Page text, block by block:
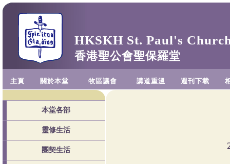
HKSKH St. Paul's
香港聖公會聖保羅堂
主頁 關於本堂 牧區議會 講道重溫 週刊下載
本堂各部
靈修生活
團契生活